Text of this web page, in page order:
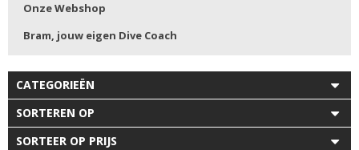
Onze Webshop
Bram, jouw eigen Dive Coach
CATEGORIEËN
SORTEREN OP
SORTEER OP PRIJS